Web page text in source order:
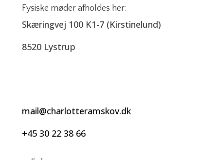
Fysiske møder afholdes her:
Skæringvej 100 K1-7 (Kirstinelund)
8520 Lystrup
mail@charlotteramskov.dk
+45 30 22 38 66